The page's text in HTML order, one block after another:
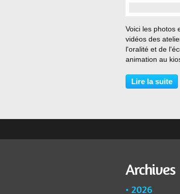
Voici les photos
vidéos des
l'oralité et de
animation au
d'été de la ville.
mercredi 15
Lire la suite
Archives
2026